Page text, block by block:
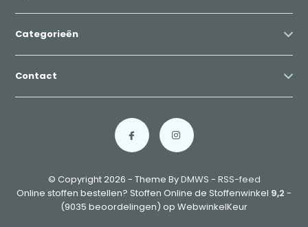
Categorieën
Contact
© Copyright 2026 - Theme ByDMWS - RSS-feed
Online stoffen bestellen? Stoffen Online de Stoffenwinkel 9,2 -
(9035 beoordelingen) op WebwinkelKeur